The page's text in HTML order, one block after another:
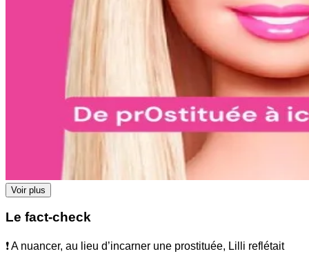
Voir plus
Le fact-check
❗ A nuancer, au lieu d’incarner une prostituée, Lilli reflétait